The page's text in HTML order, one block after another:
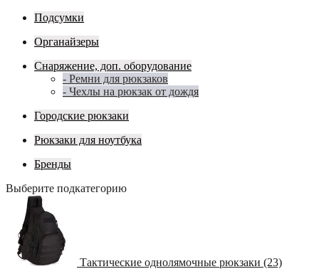
Подсумки
Органайзеры
Снаряжение, доп. оборудование
- Ремни для рюкзаков
- Чехлы на рюкзак от дождя
Городские рюкзаки
Рюкзаки для ноутбука
Бренды
Выберите подкатегорию
Тактические однолямочные рюкзаки (23)